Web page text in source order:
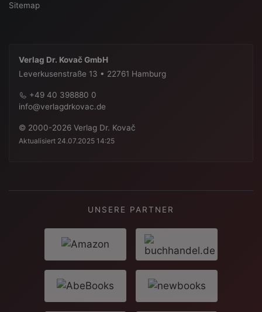
Sitemap
Verlag Dr. Kovač GmbH
Leverkusenstraße 13 • 22761 Hamburg
+49 40 398880 0
info@verlagdrkovac.de
© 2000-2026 Verlag Dr. Kovač
Aktualisiert 24.07.2025 14:25
UNSERE PARTNER